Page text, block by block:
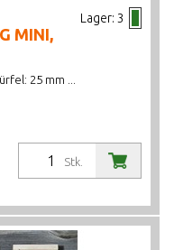
Lager: 3
MINI,
25 mm ...
Stk.